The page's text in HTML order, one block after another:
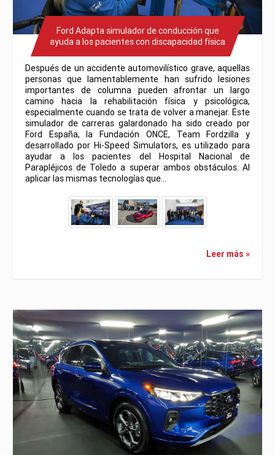
Ford Adapta simulador de conducción que
ayuda a los pacientes con discapacidad física
Después de un accidente automovilístico grave, aquellas
personas que lamentablemente han sufrido lesiones
importantes de columna pueden afrontar un largo
camino hacia la rehabilitación física y psicológica,
especialmente cuando se trata de volver a manejar. Este
simulador de carreras galardonado ha sido creado por
Ford España, la Fundación ONCE, Team Fordzilla y
desarrollado por Hi-Speed Simulators, es utilizado para
ayudar a los pacientes del Hospital Nacional de
Parapléjicos de Toledo a superar ambos obstáculos. Al
aplicar las mismas tecnologías que…
Leer más »